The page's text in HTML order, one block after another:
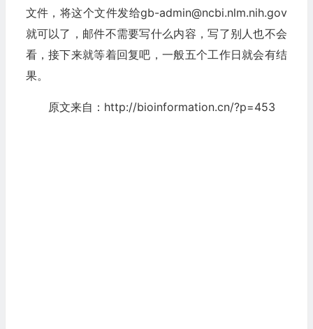
文件，将这个文件发给gb-admin@ncbi.nlm.nih.gov
就可以了，邮件不需要写什么内容，写了别人也不会
看，接下来就等着回复吧，一般五个工作日就会有结
果。
原文来自：http://bioinformation.cn/?p=453